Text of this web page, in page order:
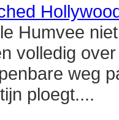
Humvee
volledig
weg
ploegt....